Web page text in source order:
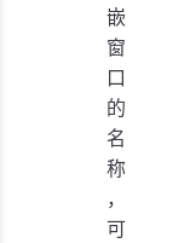
嵌
窗
口
的
名
称
，
可